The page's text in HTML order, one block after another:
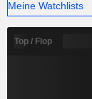
Meine Watchlists
Top / Flop